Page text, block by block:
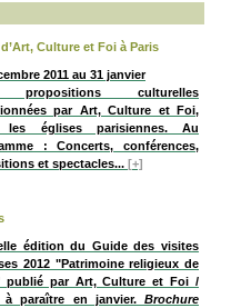
Culture et Foi à Paris
2011 au 31 janvier
propositions culturelles
par Art, Culture et Foi,
les églises parisiennes. Au
: Concerts, conférences,
et spectacles... [+]
édition du Guide des visites
2012 "Patrimoine religieux de
publié par Art, Culture et Foi /
à paraître en janvier. Brochure